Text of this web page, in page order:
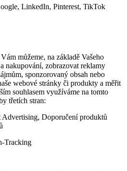
LinkedIn, Pinterest, TikTok
můžeme, na základě Vašeho
nakupování, zobrazovat reklamy
sponzorovaný obsah nebo
webové stránky či produkty a měřit
souhlasem využíváme na tomto
třetích stran:
Doporučení produktů
Tracking